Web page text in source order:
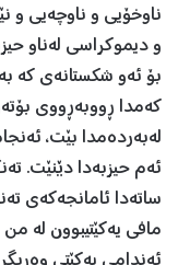
ناوخۆیی و ناوچەیی و
و دیموکراسی لەناو
بۆ ئەو شکستانەی کە
کەمدا ڕووبەڕووی
لەبەردەمدا بێت،
ئەم ‌‌حیزبەدا دێنێت.
ساتەدا ئامانجەکەی
مافی یەکێتیبوون لە